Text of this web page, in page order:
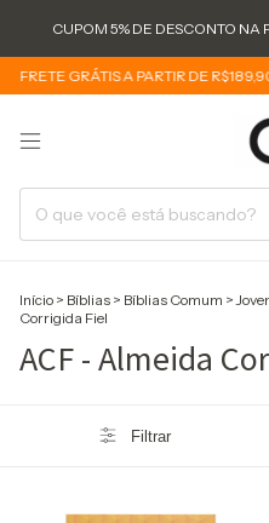
CUPOM 5% DE DESCONTO
FRETE GRÁTIS A PARTIR DE R$189,90
Início > Bíblias > Bíblias Comum >
Corrigida Fiel
ACF - Almeida
Filtrar